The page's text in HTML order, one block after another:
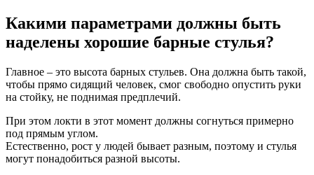
Какими параметрами должны быть
наделены хорошие барные стулья?
Главное – это высота барных стульев. Она должна быть такой,
чтобы прямо сидящий человек, смог свободно опустить руки
на стойку, не поднимая предплечий.
При этом локти в этот момент должны согнуться примерно
под прямым углом.
Естественно, рост у людей бывает разным, поэтому и стулья
могут понадобиться разной высоты.